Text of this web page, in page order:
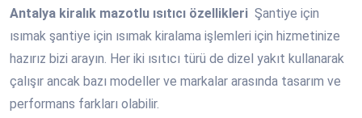
Antalya kiralık mazotlu ısıtıcı özellikleri Şantiye için
ısımak şantiye için ısımak kiralama işlemleri için hizmetinize
hazırız bizi arayın. Her iki ısıtıcı türü de dizel yakıt kullanarak
çalışır ancak bazı modeller ve markalar arasında tasarım ve
performans farkları olabilir.